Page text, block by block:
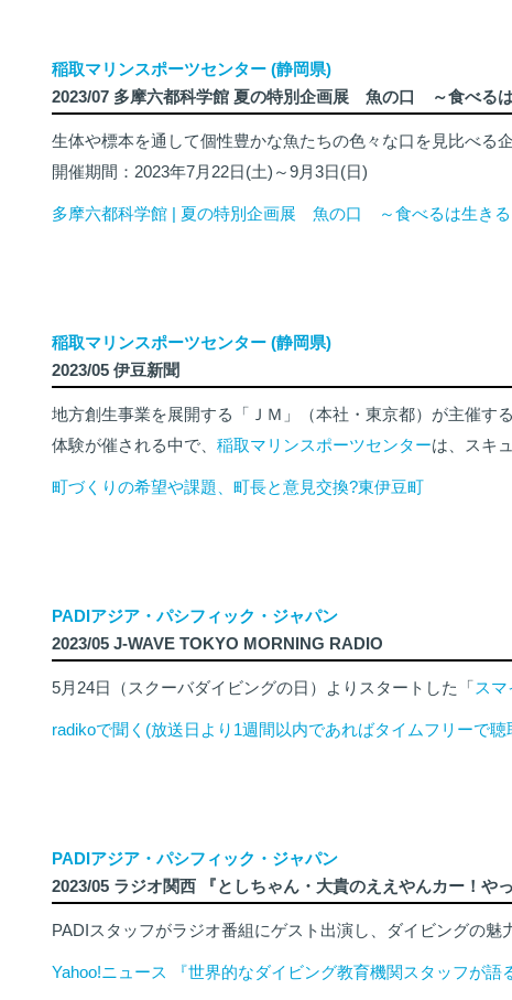
稲取マリンスポーツセンター (静岡県)
2023/07 多摩六都科学館 夏の特別企画展 魚の口 ～食べる
生体や標本を通して個性豊かな魚たちの色々な口を見比べる企
開催期間：2023年7月22日(土)～9月3日(日)
多摩六都科学館 | 夏の特別企画展 魚の口 ～食べるは生きる
稲取マリンスポーツセンター (静岡県)
2023/05 伊豆新聞
地方創生事業を展開する「ＪＭ」（本社・東京都）が主催す
体験が催される中で、 稲取マリンスポーツセンターは、スキ
町づくりの希望や課題、町長と意見交換?東伊豆町
PADIアジア・パシフィック・ジャパン
2023/05 J-WAVE TOKYO MORNING RADIO
5月24日（スクーバダイビングの日）よりスタートした「 ス
radikoで聞く(放送日より1週間以内であればタイムフリーで聴
PADIアジア・パシフィック・ジャパン
2023/05 ラジオ関西 『としちゃん・大貴のええやんカー！や
PADIスタッフがラジオ番組にゲスト出演し、ダイビングの
Yahoo!ニュース 『世界的なダイビング教育機関スタッフが語